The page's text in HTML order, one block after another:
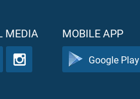
MEDIA MOBILE APP
Google Play